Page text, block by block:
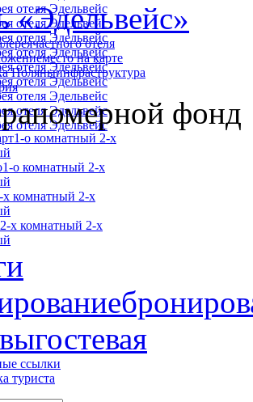
«Эдельвейс»
частного отеля
место на карте
Поляныинфраструктура
номерной фонд
1-о комнатный 2-х
1-о комнатный 2-х
х комнатный 2-х
2-х комнатный 2-х
гостевая
ссылки
туриста